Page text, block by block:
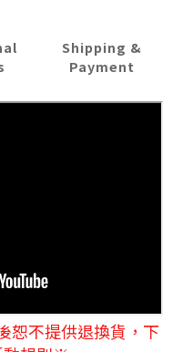
Shipping &
Payment
恕不提供退換貨 ，下